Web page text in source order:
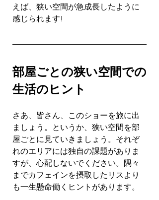
えば、狭い空間が急成長したように
感じられます!
部屋ごとの狭い空間での
生活のヒント
さあ、皆さん、このショーを旅に出
ましょう。というか、狭い空間を部
屋ごとに見ていきましょう。それぞ
れのエリアには独自の課題がありま
すが、心配しないでください。隅々
までカフェインを摂取したリスより
も一生懸命働くヒントがあります。